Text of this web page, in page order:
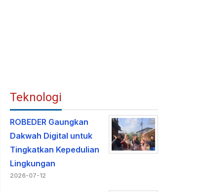
Teknologi
ROBEDER Gaungkan
Dakwah Digital untuk
Tingkatkan Kepedulian
Lingkungan
2026-07-12